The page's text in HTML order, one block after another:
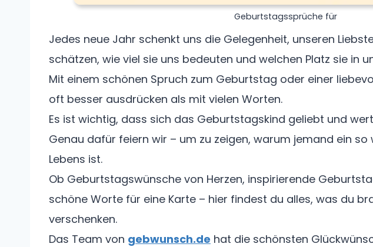
Geburtstagssprüche für
Jedes neue Jahr schenkt uns die Gelegenheit, unseren
schätzen, wie viel sie uns bedeuten und welchen Platz sie in
Mit einem schönen Spruch zum Geburtstag oder einer
oft besser ausdrücken als mit vielen Worten.
Es ist wichtig, dass sich das Geburtstagskind geliebt und
Genau dafür feiern wir – um zu zeigen, warum jemand ein so
Lebens ist.
Ob Geburtstagswünsche von Herzen, inspirierende
schöne Worte für eine Karte – hier findest du alles, was du
verschenken.
Das Team von gebwunsch.de hat die schönsten